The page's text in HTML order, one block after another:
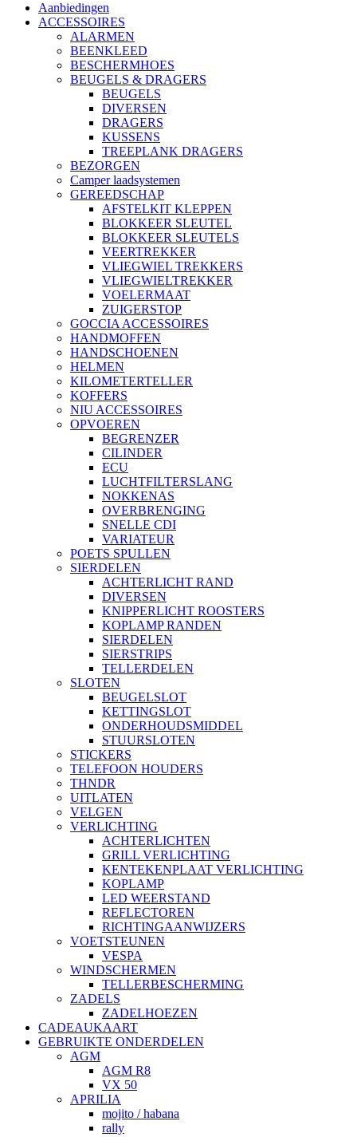
Aanbiedingen
ACCESSOIRES
ALARMEN
BEENKLEED
BESCHERMHOES
BEUGELS & DRAGERS
BEUGELS
DIVERSEN
DRAGERS
KUSSENS
TREEPLANK DRAGERS
BEZORGEN
Camper laadsystemen
GEREEDSCHAP
AFSTELKIT KLEPPEN
BLOKKEER SLEUTEL
BLOKKEER SLEUTELS
VEERTREKKER
VLIEGWIEL TREKKERS
VLIEGWIELTREKKER
VOELERMAAT
ZUIGERSTOP
GOCCIA ACCESSOIRES
HANDMOFFEN
HANDSCHOENEN
HELMEN
KILOMETERTELLER
KOFFERS
NIU ACCESSOIRES
OPVOEREN
BEGRENZER
CILINDER
ECU
LUCHTFILTERSLANG
NOKKENAS
OVERBRENGING
SNELLE CDI
VARIATEUR
POETS SPULLEN
SIERDELEN
ACHTERLICHT RAND
DIVERSEN
KNIPPERLICHT ROOSTERS
KOPLAMP RANDEN
SIERDELEN
SIERSTRIPS
TELLERDELEN
SLOTEN
BEUGELSLOT
KETTINGSLOT
ONDERHOUDSMIDDEL
STUURSLOTEN
STICKERS
TELEFOON HOUDERS
THNDR
UITLATEN
VELGEN
VERLICHTING
ACHTERLICHTEN
GRILL VERLICHTING
KENTEKENPLAAT VERLICHTING
KOPLAMP
LED WEERSTAND
REFLECTOREN
RICHTINGAANWIJZERS
VOETSTEUNEN
VESPA
WINDSCHERMEN
TELLERBESCHERMING
ZADELS
ZADELHOEZEN
CADEAUKAART
GEBRUIKTE ONDERDELEN
AGM
AGM R8
VX 50
APRILIA
mojito / habana
rally